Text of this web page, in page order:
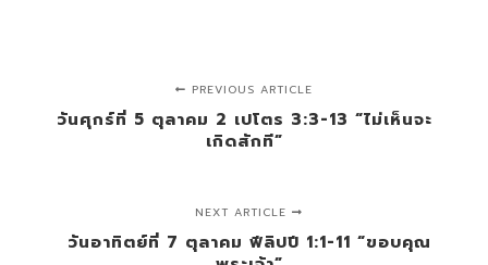
PREVIOUS ARTICLE
วันศุกร์ที่ 5 ตุลาคม 2 เปโตร 3:3-13 “ไม่เห็นจะ
เกิดสักที”
NEXT ARTICLE
วันอาทิตย์ที่ 7 ตุลาคม ฟีลิปปี 1:1-11 “ขอบคุณ